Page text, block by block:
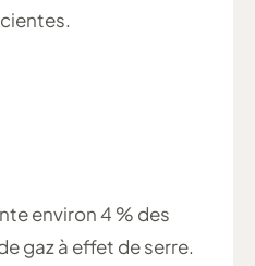
environ 4 % des
gaz à effet de serre.